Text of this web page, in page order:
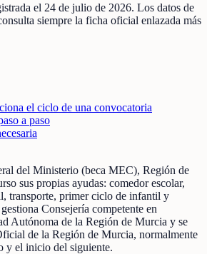
el 24 de julio de 2026. Los datos de
siempre la ficha oficial enlazada más
el ciclo de una convocatoria
a paso
del Ministerio (beca MEC), Región de
sus propias ayudas: comedor escolar,
transporte, primer ciclo de infantil y
Consejería competente en
Autónoma de la Región de Murcia y se
de la Región de Murcia, normalmente
y el inicio del siguiente.